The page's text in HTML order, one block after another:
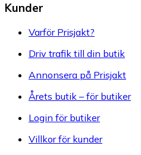
Kunder
Varför Prisjakt?
Driv trafik till din butik
Annonsera på Prisjakt
Årets butik – för butiker
Login för butiker
Villkor för kunder